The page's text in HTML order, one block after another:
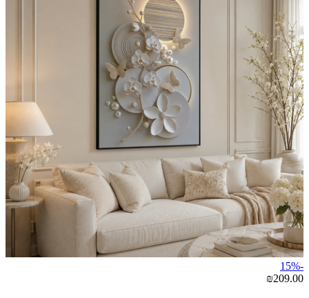
-15%
₪209.00